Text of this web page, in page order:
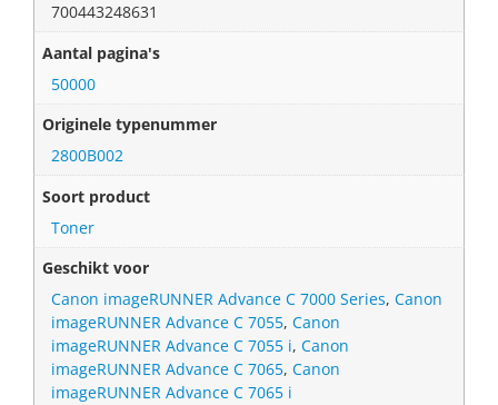
700443248631
Aantal pagina's
50000
Originele typenummer
2800B002
Soort product
Toner
Geschikt voor
Canon imageRUNNER Advance C 7000 Series,Canon
imageRUNNER Advance C 7055,Canon
imageRUNNER Advance C 7055 i,Canon
imageRUNNER Advance C 7065,Canon
imageRUNNER Advance C 7065 i